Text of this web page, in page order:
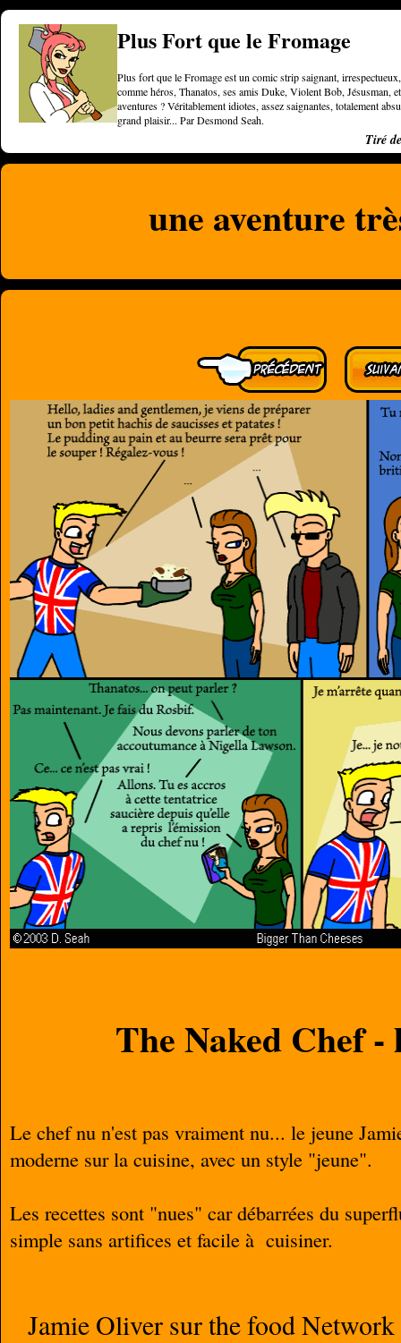
Plus Fort que le Fromage
Plus fort que le Fromage est un comic strip saignant,
comme héros, Thanatos, ses amis Duke, Violent Bob, Jésusman,
aventures ? Véritablement idiotes, assez saignantes, totalement
grand plaisir... Par Desmond Seah.
Tiré
une aventure
The Naked Chef -
Le chef nu n'est pas vraiment nu... le jeune
moderne sur la cuisine, avec un style "jeune".
Les recettes sont "nues" car débarrées du
simple sans artifices et facile à cuisiner.
Jamie Oliver sur the food Network